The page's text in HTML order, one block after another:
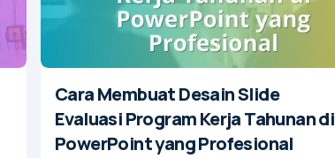
Cara Membuat Desain Slide
Evaluasi Program Kerja Tahunan di
PowerPoint yang Profesional